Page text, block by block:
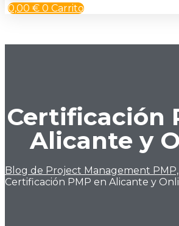
0,00 € 0 Carrito
Certificación
Alicante y
Blog de Project Management PMP,
Certificación PMP en Alicante y